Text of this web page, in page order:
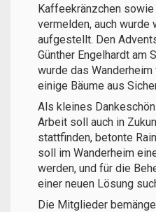
Kaffeekränzchen
vermelden, auch wurde
aufgestellt. Den
Günther Engelhardt am
wurde das
einige Bäume aus
Als kleines
Arbeit soll auch in
stattfinden, betonte
soll im Wanderheim
werden, und für die
einer neuen Lösung
Die Mitglieder